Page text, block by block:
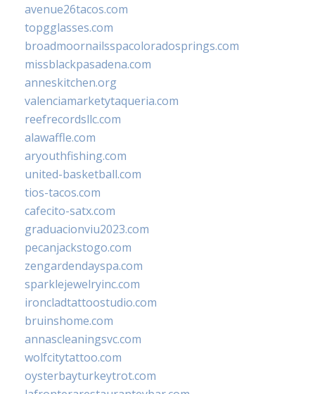
avenue26tacos.com
topgglasses.com
broadmoornailsspacoloradosprings.com
missblackpasadena.com
anneskitchen.org
valenciamarketytaqueria.com
reefrecordsllc.com
alawaffle.com
aryouthfishing.com
united-basketball.com
tios-tacos.com
cafecito-satx.com
graduacionviu2023.com
pecanjackstogo.com
zengardendayspa.com
sparklejewelryinc.com
ironcladtattoostudio.com
bruinshome.com
annascleaningsvc.com
wolfcitytattoo.com
oysterbayturkeytrot.com